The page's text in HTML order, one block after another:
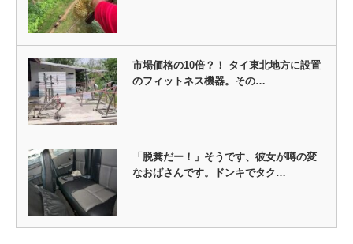
市場価格の10倍？！ タイ東北地方に設置
のフィットネス機器。その…
「脱糞だー！」そうです、彼女が噂の変
なおばさんです。ドンキでタク…